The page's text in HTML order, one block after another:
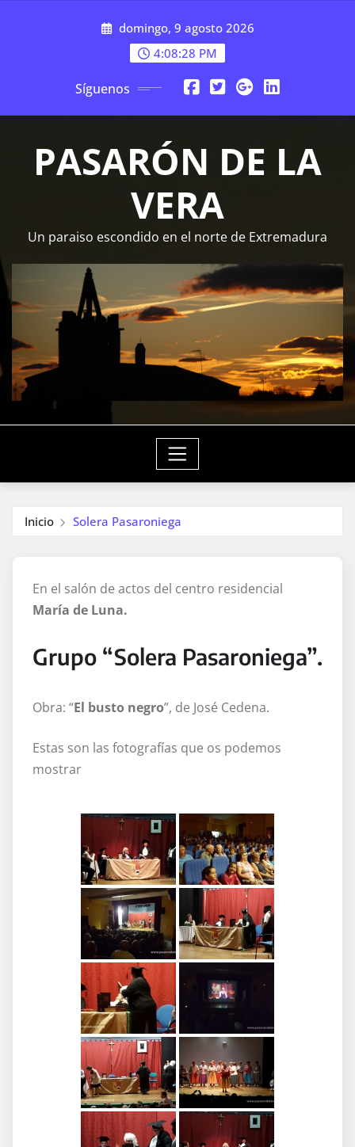
domingo, 9 agosto 2026
4:08:29 PM
Síguenos
PASARÓN DE LA
VERA
Un paraiso escondido en el norte de Extremadura
Inicio Solera Pasaroniega
En el salón de actos del centro residencial
María de Luna.
Grupo “Solera Pasaroniega”.
Obra: “El busto negro”, de José Cedena.
Estas son las fotografías que os podemos
mostrar